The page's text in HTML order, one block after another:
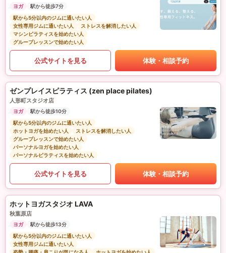
ヨガ
駅から徒歩7分
駅から5分以内のジムに通いたい人
女性専用ジムに通いたい人
ストレスを解消したい人
マシンピラティスを始めたい人
グループレッスンで始めたい人
公式サイトを見る 体験・相談予約
ゼンプレイスピラティス (zen place pilates)
人形町スタジオ店
ヨガ
駅から徒歩10分
駅から5分以内のジムに通いたい人
ホットヨガを始めたい人
ストレスを解消したい人
グループレッスンで始めたい人
パーソナルヨガを始めたい人
パーソナルピラティスを始めたい人
公式サイトを見る 体験・相談予約
ホットヨガスタジオ LAVA
秋葉原店
ヨガ
駅から徒歩13分
駅から5分以内のジムに通いたい人
女性専用ジムに通いたい人